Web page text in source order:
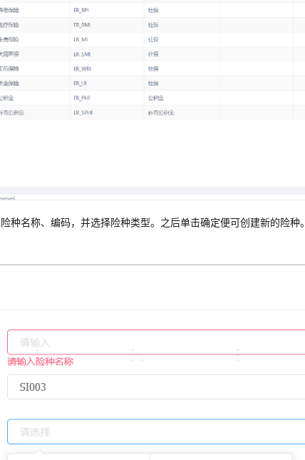
种名称、编码，并选择险种类型。之后单击确定便可创建新的险种。